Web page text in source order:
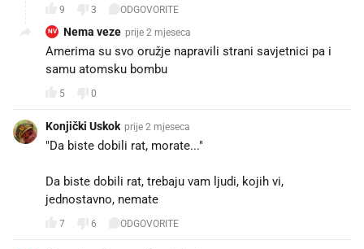
9 3 ODGOVORITE
NV Nema veze prije 2 mjeseca
Amerima su svo oružje napravili strani savjetnici pa i
samu atomsku bombu
5 0
Konjički Uskok prije 2 mjeseca
"Da biste dobili rat, morate..."
Da biste dobili rat, trebaju vam ljudi, kojih vi,
jednostavno, nemate
7 6 ODGOVORITE